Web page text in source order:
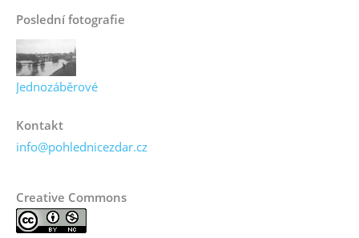
Poslední fotografie
Jednozáběrové
Kontakt
info@pohlednicezdar.cz
Creative Commons